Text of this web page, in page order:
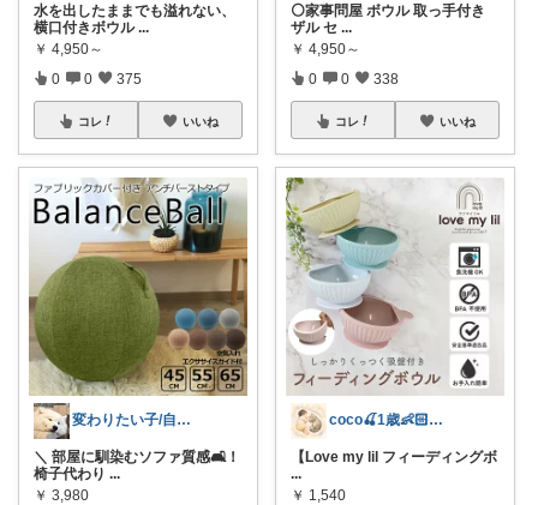
水を出したままでも溢れない、
横口付きボウル ...
￥ 4,950～
0 0 375
コレ いいね
変わりたい子/自分で自分を幸せにする
＼ 部屋に馴染むソファ質感🛋️！
椅子代わり ...
￥ 3,980
⚪️家事問屋 ボウル 取っ手付き
ザル セ ...
￥ 4,950～
0 0 338
コレ いいね
coco🍒1歳👶🏻5歳🐈
【Love my lil フィーディングボ
...
￥ 1,540